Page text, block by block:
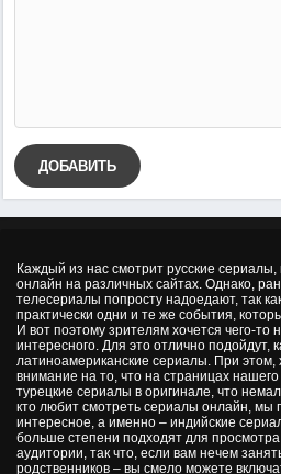
ДОБАВИТЬ
Каждый из нас смотрит русские сериалы,
онлайн на различных сайтах. Однако,
телесериалы попросту надоедают, так
практически одни и те же события,
И вот поэтому зрителям хочется чего-то
интересного. Для это отлично подойдут,
латиноамериканские сериалы. При этом,
внимание на то, что на страницах
турецкие сериалы в оригинале, что
кто любит смотреть сериалы онлайн, мы
интересное, а именно – индийские
больше степени подходят для
аудитории, так что, если вам нечем
родственников – вы смело можете